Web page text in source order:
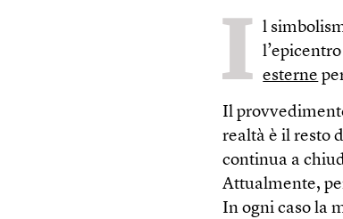
I l
esterne
Il
realtà è il resto
continua a
Attualmente,
In ogni caso la